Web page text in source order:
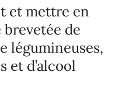
et mettre en
de
légumineuses,
et d’alcool